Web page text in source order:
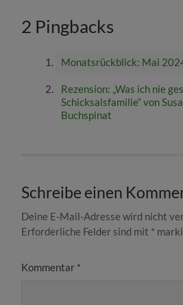
2 Pingbacks
Monatsrückblick: Mai
Rezension: „Was ich nie
Schicksalsfamilie“ von
Buchspinat
Schreibe einen
Deine E-Mail-Adresse wird nicht
Erforderliche Felder sind mit *
Kommentar *